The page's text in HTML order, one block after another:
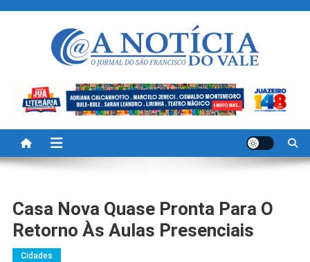
A Noticia Do Vale
Casa Nova Quase Pronta Para O
Retorno Às Aulas Presenciais
Cidades